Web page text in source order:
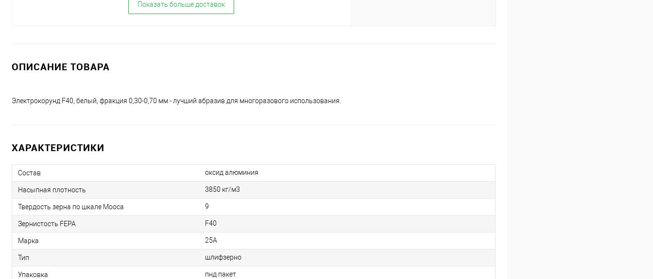
Показать больше доставок
ОПИСАНИЕ ТОВАРА
Электрокорунд F40, белый, фракция 0,30-0,70 мм - лучший абразив для многоразового использования.
ХАРАКТЕРИСТИКИ
Состав оксид алюминия
Насыпная плотность 3850 кг/м3
Твердость зерна по шкале Мооса 9
Зернистость FEPA F40
Марка 25А
Тип шлифзерно
Упаковка пнд пакет